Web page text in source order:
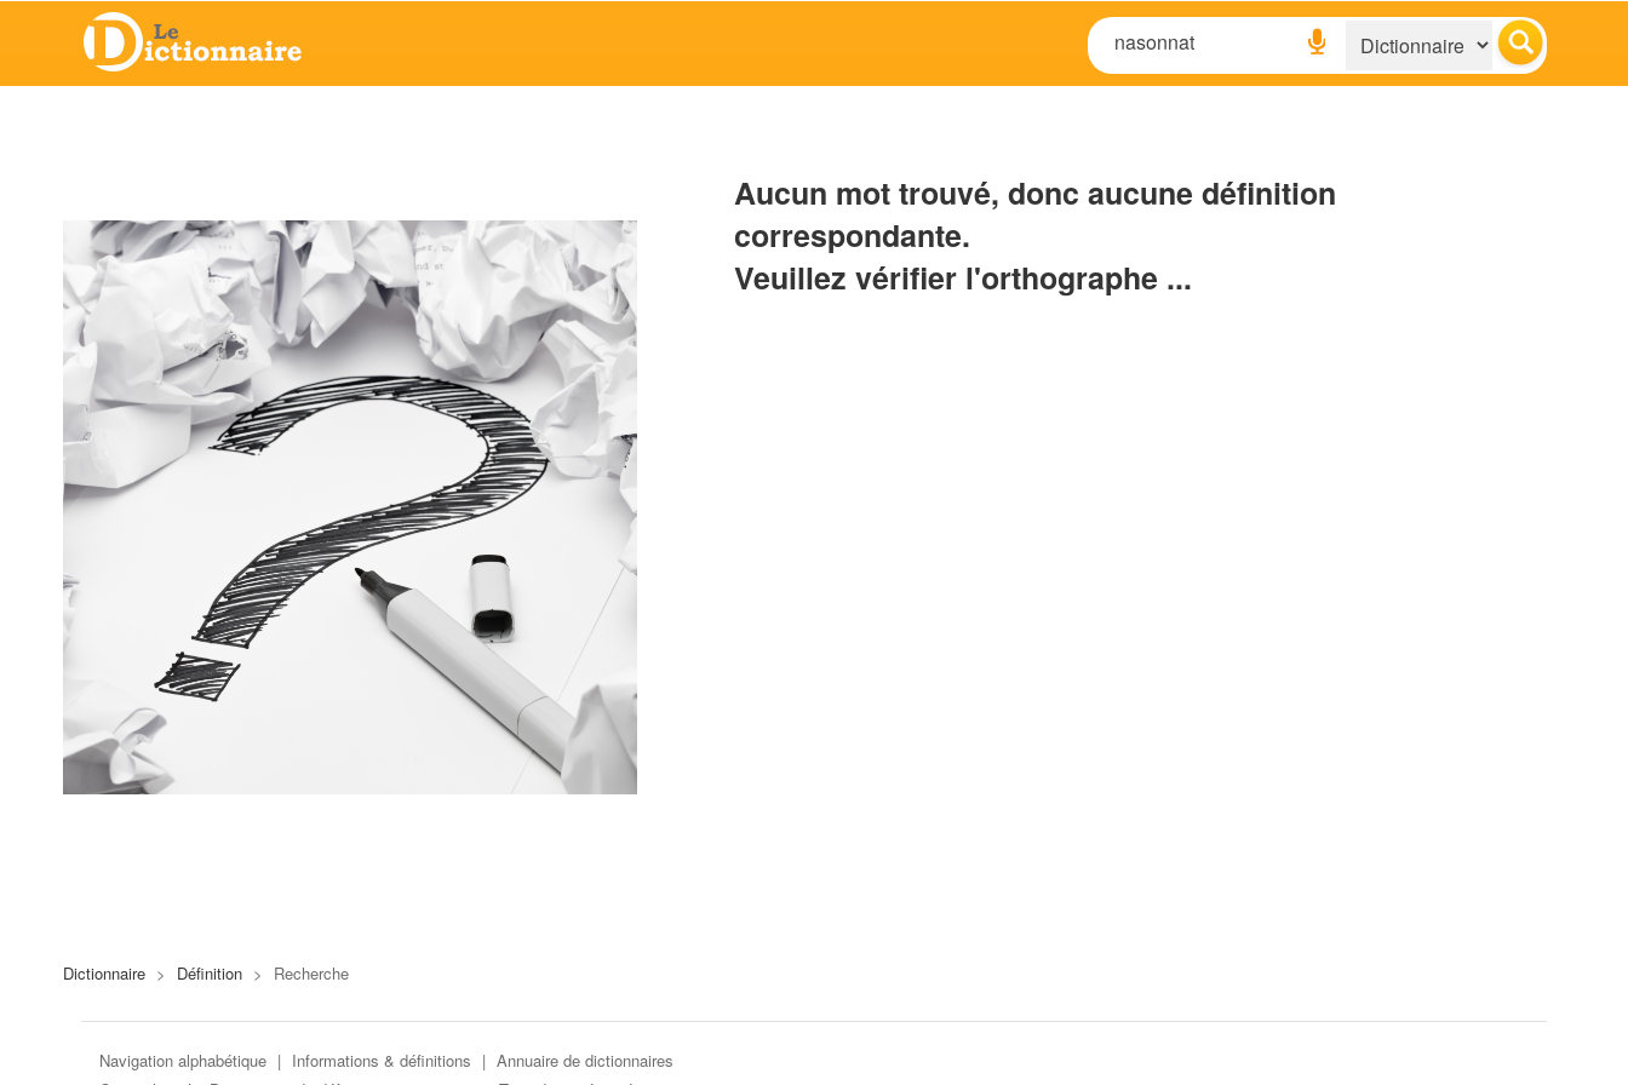
Aucun mot trouvé, donc aucune définition
correspondante.
Veuillez vérifier l'orthographe ...
Dictionnaire > Définition > Recherche
Navigation alphabétique | Informations & définitions | Annuaire de dictionnaires